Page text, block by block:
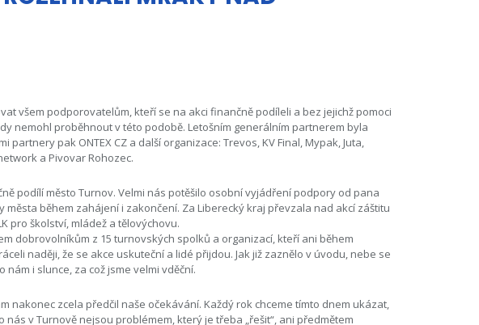
všem podporovatelům, kteří se na akci finančně podíleli a bez jejichž pomoci
nemohl proběhnout v této podobě. Letošním generálním partnerem byla
partnery pak ONTEX CZ a další organizace: Trevos, KV Final, Mypak, Juta,
a Pivovar Rohozec.
podílí město Turnov. Velmi nás potěšilo osobní vyjádření podpory od pana
města během zahájení i zakončení. Za Liberecký kraj převzala nad akcí záštitu
pro školství, mládež a tělovýchovu.
dobrovolníkům z 15 turnovských spolků a organizací, kteří ani během
naději, že se akce uskuteční a lidé přijdou. Jak již zaznělo v úvodu, nebe se
i slunce, za což jsme velmi vděční.
nakonec zcela předčil naše očekávání. Každý rok chceme tímto dnem ukázat,
nás v Turnově nejsou problémem, který je třeba „řešit“, ani předmětem